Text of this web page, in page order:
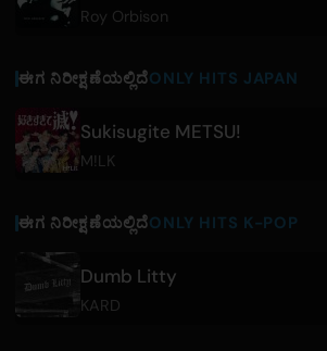
Roy Orbison
ಈಗ ನಿರೀಕ್ಷಣೆಯಲ್ಲಿದೆONLY HITS JAPAN
Sukisugite METSU!
M!LK
ಈಗ ನಿರೀಕ್ಷಣೆಯಲ್ಲಿದೆONLY HITS K-POP
Dumb Litty
KARD